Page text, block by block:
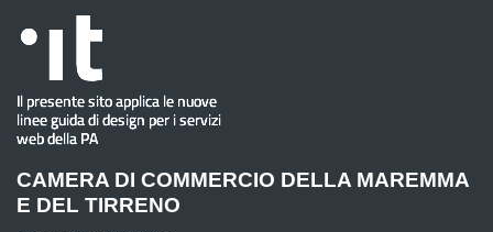
CAMERA DI COMMERCIO DELLA MAREMMA
E DEL TIRRENO